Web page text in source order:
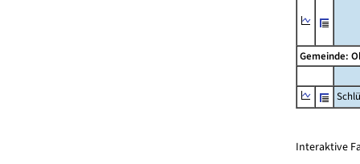
Gemeinde:
Interaktive